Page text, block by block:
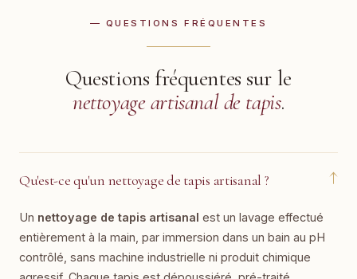
— QUESTIONS FRÉQUENTES
Questions fréquentes sur le
nettoyage artisanal de tapis.
Qu'est-ce qu'un nettoyage de tapis artisanal ? ↓
Un nettoyage de tapis artisanal est un lavage effectué
entièrement à la main, par immersion dans un bain au pH
contrôlé, sans machine industrielle ni produit chimique